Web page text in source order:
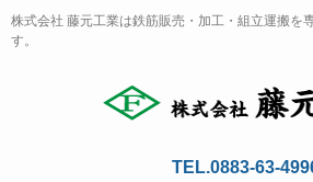
株式会社 藤元工業は鉄筋販売・加工・組立運搬を
す。
TEL.0883-63-